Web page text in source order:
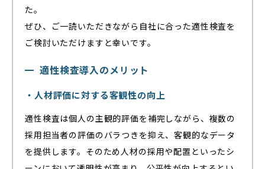
た。
ぜひ、ご一読いただきながら自社に合った適性検査を
ご検討いただけますと幸いです。
適性検査導入のメリット
・人材評価に対する客観性の向上
適性検査は個人の主観的評価を補完しながら、複数の
採用担当者の評価のバラつきを抑え、客観的なデータ
を提供します。そのため人材の採用や配置といったシ